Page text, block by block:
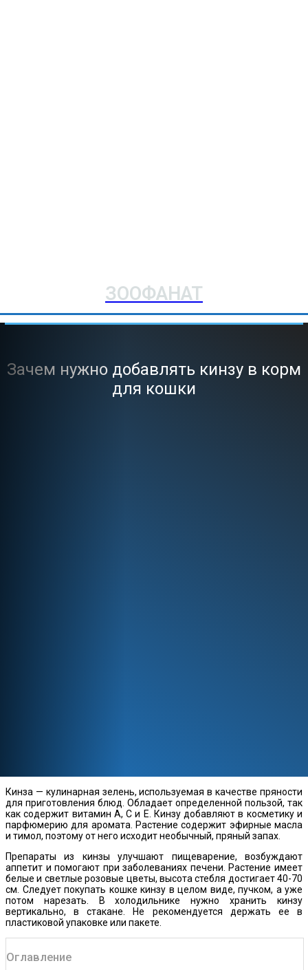
ЗООФАНАТ
Зачем нужно добавлять кинзу в корм
для кошки
Кинза — кулинарная зелень, используемая в качестве пряности
для приготовления блюд. Обладает определенной пользой, так
как содержит витамин А, C и E. Кинзу добавляют в косметику и
парфюмерию для аромата. Растение содержит эфирные масла
и тимол, поэтому от него исходит необычный, пряный запах.
Препараты из кинзы улучшают пищеварение, возбуждают
аппетит и помогают при заболеваниях печени. Растение имеет
белые и светлые розовые цветы, высота стебля достигает 40-70
см. Следует покупать кошке кинзу в целом виде, пучком, а уже
потом нарезать. В холодильнике нужно хранить кинзу
вертикально, в стакане. Не рекомендуется держать ее в
пластиковой упаковке или пакете.
Оглавление